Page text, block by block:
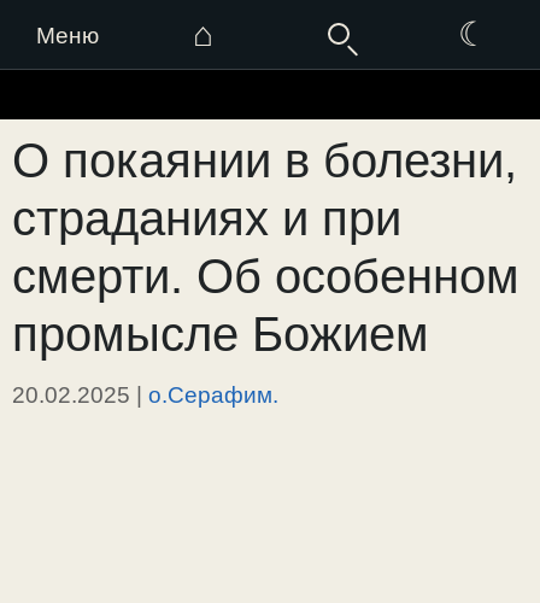
Меню ⌂ ☾
к
содержимому
О покаянии в болезни,
страданиях и при
смерти. Об особенном
промысле Божием
20.02.2025 | о.Серафим.